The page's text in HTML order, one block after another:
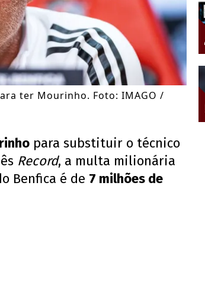
ter Mourinho. Foto: IMAGO /
para substituir o técnico
Record, a multa milionária
Benfica é de 7 milhões de